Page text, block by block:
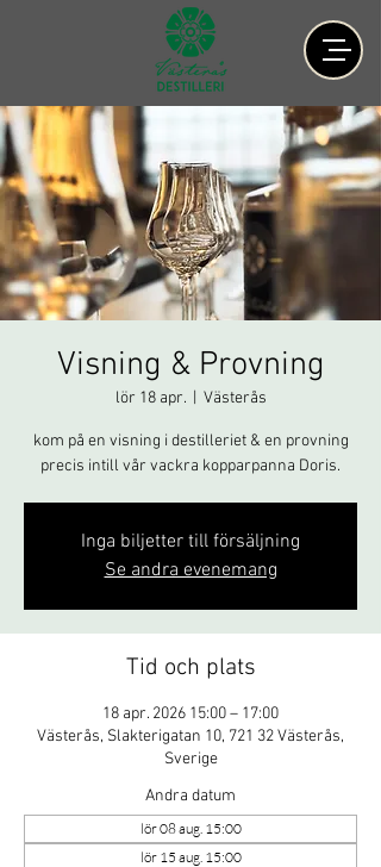
Visning & Provning
lör 18 apr.
  |
Västerås
kom på en visning i destilleriet & en provning
precis intill vår vackra kopparpanna Doris.
Inga biljetter till försäljning
Se andra evenemang
Tid och plats
18 apr. 2026 15:00 – 17:00
Västerås, Slakterigatan 10, 721 32 Västerås,
Sverige
Andra datum
lör 08 aug. 15:00
lör 15 aug. 15:00